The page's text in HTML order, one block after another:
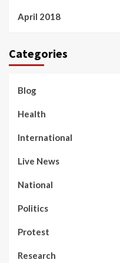
April 2018
Categories
Blog
Health
International
Live News
National
Politics
Protest
Research